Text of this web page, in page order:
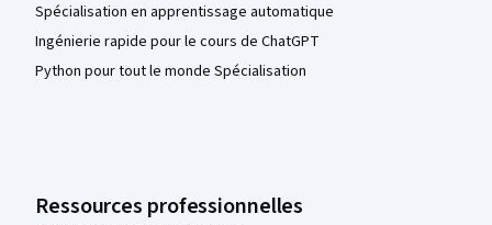
Spécialisation en apprentissage automatique
Ingénierie rapide pour le cours de ChatGPT
Python pour tout le monde Spécialisation
Ressources professionnelles